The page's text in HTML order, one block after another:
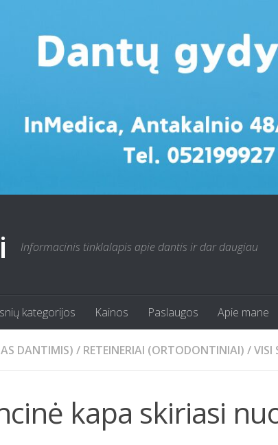
Informacinis tinklalapis apie dantis ir dar daugiau
kategorijos Kainos Paslaugos Apie mane
DANTIMIS) / RETEINERIAI (ORTODONTINIAI) /VISI
kapa skiriasi